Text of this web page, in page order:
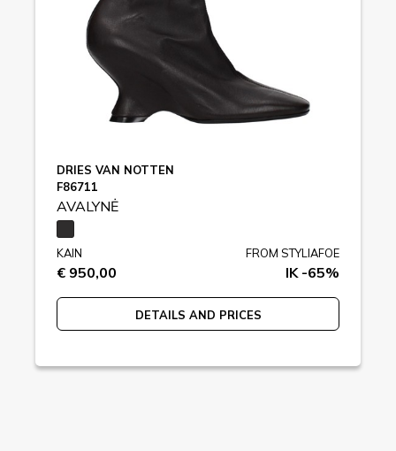
DRIES VAN NOTTEN
F86711
AVALYNĖ
KAIN
€ 950,00
FROM STYLIAFOE
IK -65%
DETAILS AND PRICES